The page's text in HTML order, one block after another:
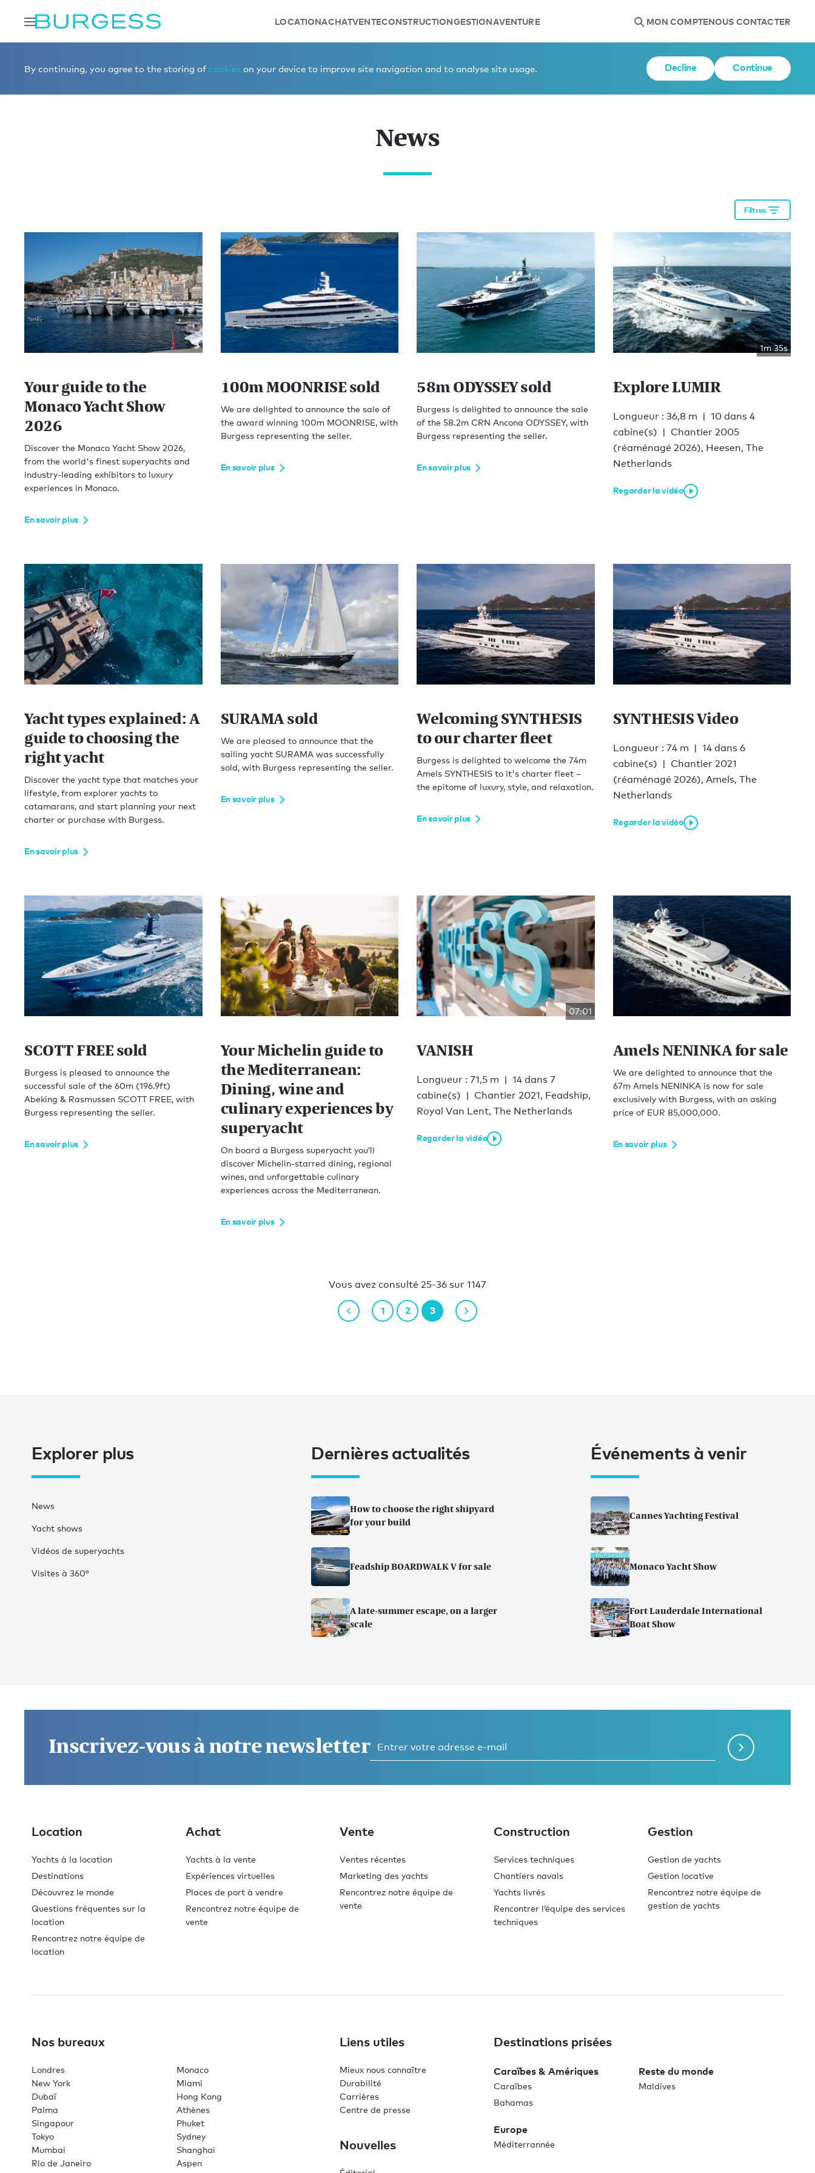
LOCATIONACHATVENTECONSTRUCTIONGESTIONAVENTURE MON COMPTENOUS CONTACTER
By continuing, you agree to the storing of cookies on your device to improve site navigation and to analyse site usage. Decline Continue
News
Filtres
Your guide to the
Monaco Yacht Show
2026
Discover the Monaco Yacht Show 2026,
from the world's finest superyachts and
industry-leading exhibitors to luxury
experiences in Monaco.
En savoir plus
100m MOONRISE sold
We are delighted to announce the sale of
the award winning 100m MOONRISE, with
Burgess representing the seller.
En savoir plus
58m ODYSSEY sold
Burgess is delighted to announce the sale
of the 58.2m CRN Ancona ODYSSEY, with
Burgess representing the seller.
En savoir plus
1m 35s
Explore LUMIR
Longueur : 36,8 m
10 dans 4
cabine(s)
Chantier 2005
(réaménagé 2026), Heesen, The
Netherlands
Regarder la vidéo
Yacht types explained: A
guide to choosing the
right yacht
Discover the yacht type that matches your
lifestyle, from explorer yachts to
catamarans, and start planning your next
charter or purchase with Burgess.
En savoir plus
SURAMA sold
We are pleased to announce that the
sailing yacht SURAMA was successfully
sold, with Burgess representing the seller.
En savoir plus
Welcoming SYNTHESIS
to our charter fleet
Burgess is delighted to welcome the 74m
Amels SYNTHESIS to it's charter fleet –
the epitome of luxury, style, and relaxation.
En savoir plus
SYNTHESIS Video
Longueur : 74 m
14 dans 6
cabine(s)
Chantier 2021
(réaménagé 2026), Amels, The
Netherlands
Regarder la vidéo
SCOTT FREE sold
Burgess is pleased to announce the
successful sale of the 60m (196.9ft)
Abeking & Rasmussen SCOTT FREE, with
Burgess representing the seller.
En savoir plus
Your Michelin guide to
the Mediterranean:
Dining, wine and
culinary experiences by
superyacht
On board a Burgess superyacht you’ll
discover Michelin-starred dining, regional
wines, and unforgettable culinary
experiences across the Mediterranean.
En savoir plus
07:01
VANISH
Longueur : 71,5 m
14 dans 7
cabine(s)
Chantier 2021, Feadship,
Royal Van Lent, The Netherlands
Regarder la vidéo
Amels NENINKA for sale
We are delighted to announce that the
67m Amels NENINKA is now for sale
exclusively with Burgess, with an asking
price of EUR 85,000,000.
En savoir plus
Vous avez consulté 25-36 sur 1147
1 2 3
Explorer plus
News
Yacht shows
Vidéos de superyachts
Visites à 360°
Dernières actualités
How to choose the right shipyard
for your build
Feadship BOARDWALK V for sale
A late-summer escape, on a larger
scale
Événements à venir
Cannes Yachting Festival
Monaco Yacht Show
Fort Lauderdale International
Boat Show
Inscrivez-vous à notre newsletter
Location
Yachts à la location
Destinations
Découvrez le monde
Questions fréquentes sur la
location
Rencontrez notre équipe de
location
Achat
Yachts à la vente
Expériences virtuelles
Places de port à vendre
Rencontrez notre équipe de
vente
Vente
Ventes récentes
Marketing des yachts
Rencontrez notre équipe de
vente
Construction
Services techniques
Chantiers navals
Yachts livrés
Rencontrer l’équipe des services
techniques
Gestion
Gestion de yachts
Gestion locative
Rencontrez notre équipe de
gestion de yachts
Nos bureaux
Londres
Monaco
New York
Miami
Dubaï
Hong Kong
Palma
Athènes
Singapour
Phuket
Tokyo
Sydney
Mumbai
Shanghai
Rio de Janeiro
Aspen
Liens utiles
Mieux nous connaître
Durabilité
Carrières
Centre de presse
Nouvelles
Destinations prisées
Caraïbes & Amériques
Caraïbes
Bahamas
Reste du monde
Maldives
Europe
Méditerrannée